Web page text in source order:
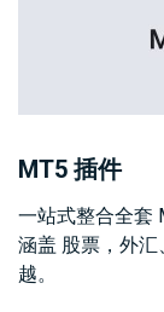
MT5 插件
一站式整合全套
涵盖 股票，外
越。